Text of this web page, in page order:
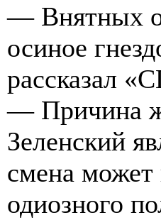
— Внятных
осиное
рассказал
— Причина
Зеленский
смена может
одиозного